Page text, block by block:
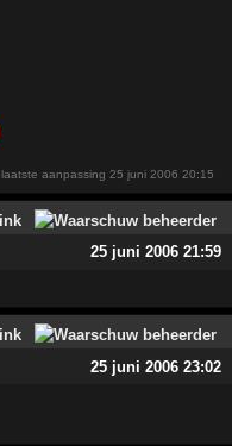
laatste aanpassing25 juni 2006 20:15
25 juni 2006 21:59
25 juni 2006 23:02